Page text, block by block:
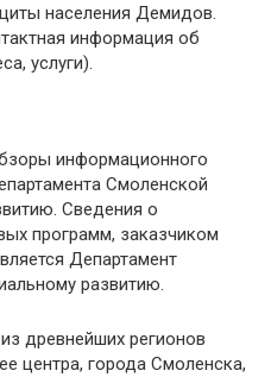
населения Демидов.
информация об
услуги).
информационного
Смоленской
Сведения о
программ, заказчиком
Департамент
развитию.
древнейших регионов
центра, города Смоленска,